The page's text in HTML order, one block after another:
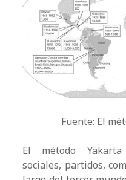
Fuente: El
El método
sociales, partidos,